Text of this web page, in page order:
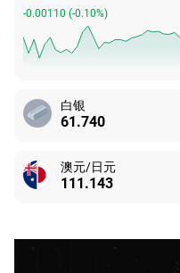
-0.00110 (-0.10%)
白银
61.740
澳元/日元
111.143